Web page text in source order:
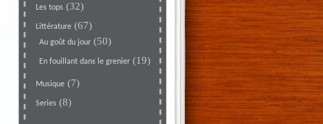
Les tops(32)
Littérature(67)
Au goût du jour(50)
En fouillant dans le grenier(19)
Musique(7)
Series(8)